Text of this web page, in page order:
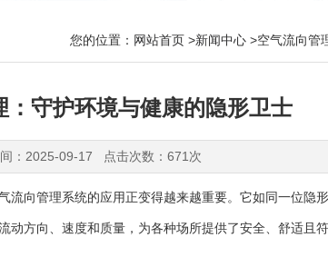
您的位置： 网站首页 >新闻中心 >空气流向管
：守护环境与健康的隐形卫士
：2025-09-17 点击次数：671次
向管理系统的应用正变得越来越重要。它如同一位隐
方向、速度和质量，为各种场所提供了安全、舒适且